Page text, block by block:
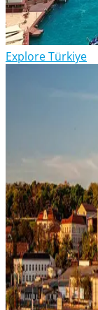
Explore Türkiye